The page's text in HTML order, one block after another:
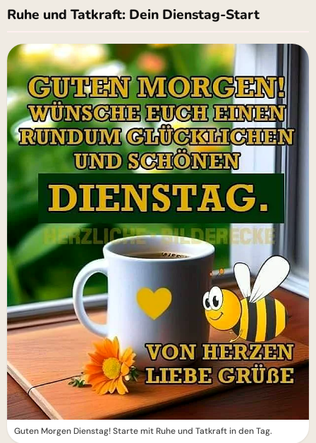
Ruhe und Tatkraft: Dein Dienstag-Start
Guten Morgen Dienstag! Starte mit Ruhe und Tatkraft in den Tag.